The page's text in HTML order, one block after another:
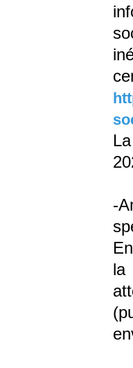
-
la